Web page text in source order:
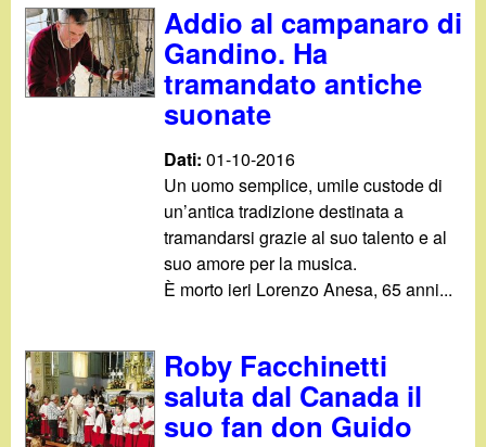
Addio al campanaro di
Gandino. Ha
tramandato antiche
suonate
Dati:01-10-2016
Un uomo semplice, umile custode di
un’antica tradizione destinata a
tramandarsi grazie al suo talento e al
suo amore per la musica.
È morto ieri Lorenzo Anesa, 65 anni...
Roby Facchinetti
saluta dal Canada il
suo fan don Guido